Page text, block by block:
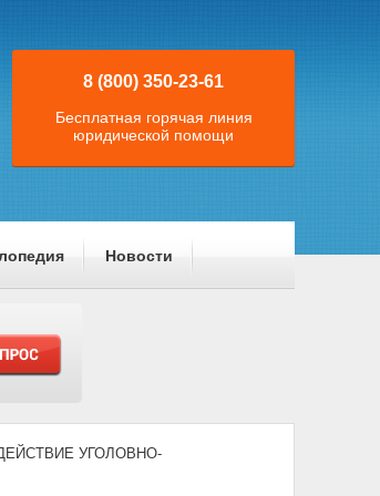
8 (800) 350-23-61
Бесплатная горячая линия
юридической помощи
Новости
ДЕЙСТВИЕ УГОЛОВНО-